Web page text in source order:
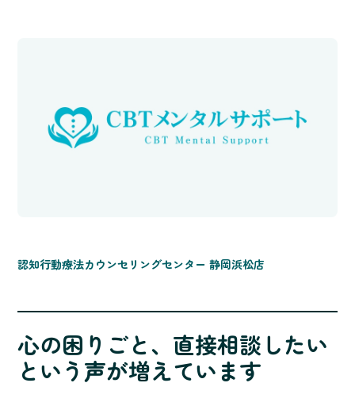
認知行動療法カウンセリングセンター 静岡浜松店
心の困りごと、直接相談したい
という声が増えています